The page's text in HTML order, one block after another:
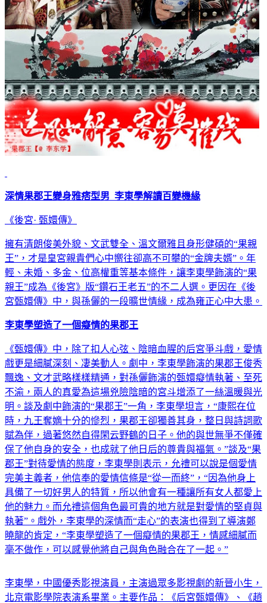
深情果郡王變身雅痞型男 李東學解讀百變機緣
《後宮· 甄嬛傳》
擁有清朗俊美外貌、文武雙全、溫文爾雅且身形健碩的“果親
王”，才是皇宮親貴們心中嚮往卻高不可攀的“金牌夫婿”。年
輕、未婚、多金、位高權重等基本條件，讓李東學飾演的“果
親王”成為《後宮》版“鑽石王老五”的不二人選。更因在《後
宮甄嬛傳》中，與孫儷的一段曠世情緣，成為雍正心中大患。
李東學塑造了一個癡情的果郡王
《甄嬛傳》中，除了扣人心弦、陰暗血腥的后宮爭斗戲，愛情
戲更是細膩深刻、凄美動人。劇中，李東學飾演的果郡王俊秀
飄逸、文才武略樣樣精通，對孫儷飾演的甄嬛癡情執著、至死
不渝，兩人的真愛為這場兇險陰暗的宮斗增添了一絲溫暖與光
明。談及劇中飾演的“果郡王”一角，李東學坦言，“康熙在位
時，九王奪嫡十分的慘烈，果郡王卻獨善其身，整日與詩詞歌
賦為伴，過著悠然自得閑云野鶴的日子。他的與世無爭不僅確
保了他自身的安全，也成就了他日后的尊貴與福氣。”談及“果
郡王”對待愛情的態度，李東學則表示，允禮可以說是個愛情
完美主義者，他信奉的愛情信條是“從一而終”，“因為他身上
具備了一切好男人的特質，所以他會有一種讓所有女人都愛上
他的魅力。而允禮這個角色最可貴的地方就是對愛情的堅貞與
執著”。戲外，李東學的深情而“走心”的表演也得到了導演鄭
曉龍的肯定，“李東學塑造了一個癡情的果郡王，情感細膩而
毫不做作，可以感覺他將自己與角色融合在了一起。”
李東學，中國優秀影視演員，主演過眾多影視劇的新晉小生，
北京電影學院表演系畢業。主要作品：《后宮甄嬛傳》、《趙